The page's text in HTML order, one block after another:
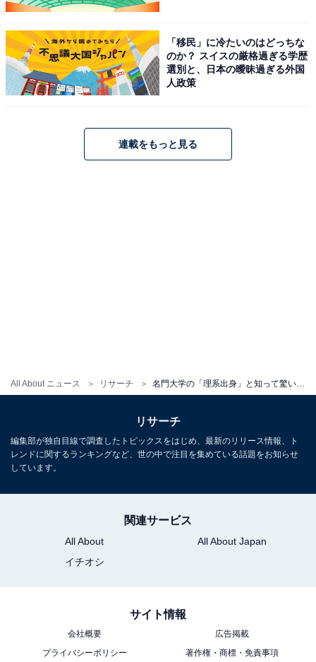
All About ニュース リサーチ
と、自然科学を本格的に追究した知的な経歴とのギャッ
プが多くの驚きと関心を集めています。
回答者コメント
イメージでした」（30代女性／京都府）
※回答者からのコメントは原文ママです
※記事内容は執筆時点のものです。最新の内容をご確認
ください
9位までのランキング結果を見る
「移民」に冷たいのはどっちな
のか？ スイスの厳格過ぎる学歴
選別と、日本の曖昧過ぎる外国
人政策
連載をもっと見る
リサーチ
編集部が独自目線で調査したトピックスをはじめ、最新のリリース情報、ト
レンドに関するランキングなど、世の中で注目を集めている話題をお知らせ
しています。
関連サービス
All About
All About Japan
イチオシ
サイト情報
会社概要
広告掲載
プライバシーポリシー
著作権・商標・免責事項